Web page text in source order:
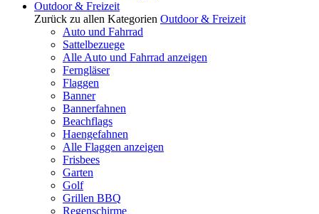
Outdoor & Freizeit
Zurück zu allen Kategorien Outdoor & Freizeit
Auto und Fahrrad
Sattelbezuege
Alle Auto und Fahrrad anzeigen
Ferngläser
Flaggen
Banner
Bannerfahnen
Beachflags
Haengefahnen
Alle Flaggen anzeigen
Frisbees
Garten
Golf
Grillen BBQ
Regenschirme